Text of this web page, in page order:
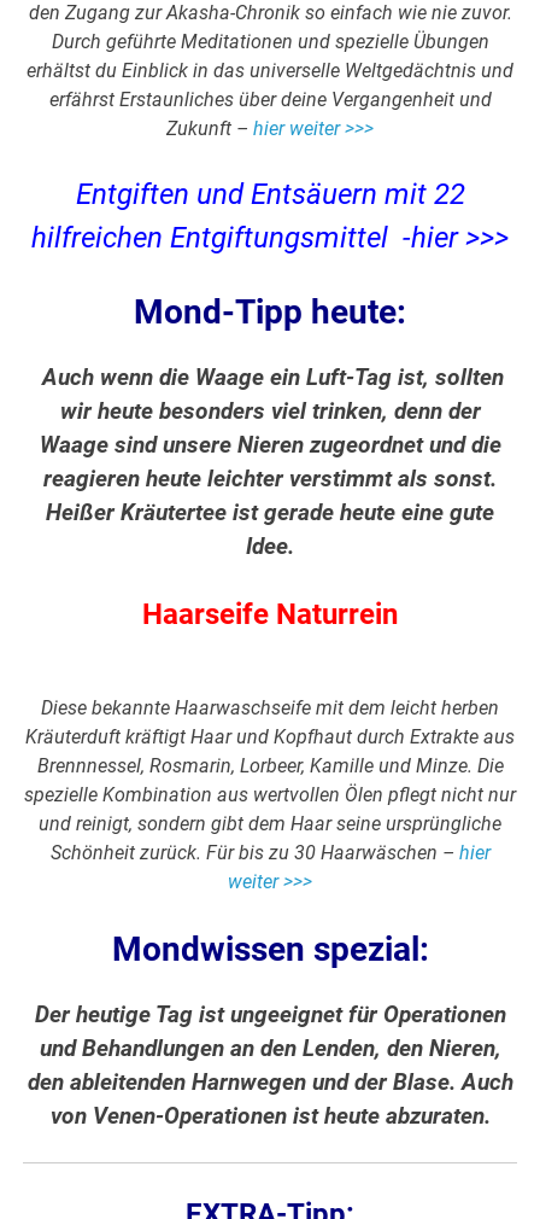
den Zugang zur Akasha-Chronik so einfach wie nie zuvor.
Durch geführte Meditationen und spezielle Übungen
erhältst du Einblick in das universelle Weltgedächtnis und
erfährst Erstaunliches über deine Vergangenheit und
Zukunft – hier weiter >>>
Entgiften und Entsäuern mit 22
hilfreichen Entgiftungsmittel -hier >>>
Mond-Tipp heute:
Auch wenn die Waage ein Luft-Tag ist, sollten
wir heute besonders viel trinken, denn der
Waage sind unsere Nieren zugeordnet und die
reagieren heute leichter verstimmt als sonst.
Heißer Kräutertee ist gerade heute eine gute
Idee.
Haarseife Naturrein
Diese bekannte Haarwaschseife mit dem leicht herben
Kräuterduft kräftigt Haar und Kopfhaut durch Extrakte aus
Brennnessel, Rosmarin, Lorbeer, Kamille und Minze. Die
spezielle Kombination aus wertvollen Ölen pflegt nicht nur
und reinigt, sondern gibt dem Haar seine ursprüngliche
Schönheit zurück. Für bis zu 30 Haarwäschen – hier
weiter >>>
Mondwissen spezial:
Der heutige Tag ist ungeeignet für Operationen
und Behandlungen an den Lenden, den Nieren,
den ableitenden Harnwegen und der Blase. Auch
von Venen-Operationen ist heute abzuraten.